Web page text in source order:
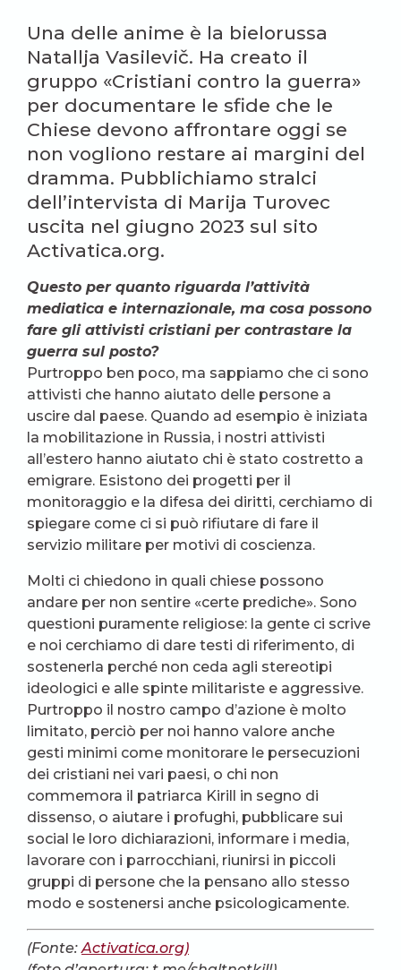
Una delle anime è la bielorussa
Natallja Vasilevič. Ha creato il
gruppo «Cristiani contro la guerra»
per documentare le sfide che le
Chiese devono affrontare oggi se
non vogliono restare ai margini del
dramma. Pubblichiamo stralci
dell’intervista di Marija Turovec
uscita nel giugno 2023 sul sito
Activatica.org.
Questo per quanto riguarda l’attività
mediatica e internazionale, ma cosa possono
fare gli attivisti cristiani per contrastare la
guerra sul posto?
Purtroppo ben poco, ma sappiamo che ci sono
attivisti che hanno aiutato delle persone a
uscire dal paese. Quando ad esempio è iniziata
la mobilitazione in Russia, i nostri attivisti
all’estero hanno aiutato chi è stato costretto a
emigrare. Esistono dei progetti per il
monitoraggio e la difesa dei diritti, cerchiamo di
spiegare come ci si può rifiutare di fare il
servizio militare per motivi di coscienza.
Molti ci chiedono in quali chiese possono
andare per non sentire «certe prediche». Sono
questioni puramente religiose: la gente ci scrive
e noi cerchiamo di dare testi di riferimento, di
sostenerla perché non ceda agli stereotipi
ideologici e alle spinte militariste e aggressive.
Purtroppo il nostro campo d’azione è molto
limitato, perciò per noi hanno valore anche
gesti minimi come monitorare le persecuzioni
dei cristiani nei vari paesi, o chi non
commemora il patriarca Kirill in segno di
dissenso, o aiutare i profughi, pubblicare sui
social le loro dichiarazioni, informare i media,
lavorare con i parrocchiani, riunirsi in piccoli
gruppi di persone che la pensano allo stesso
modo e sostenersi anche psicologicamente.
(Fonte:Activatica.org)